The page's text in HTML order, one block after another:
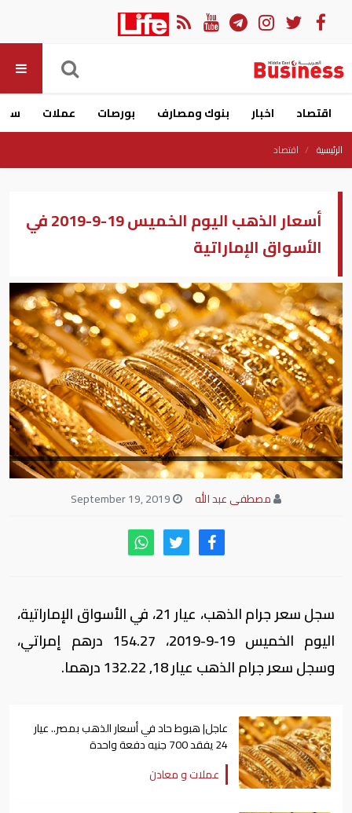
اقتصاد اخبار بنوك ومصارف بورصات عملات
الرئيسية اقتصاد
أسعار الذهب اليوم الخميس 19-9-2019 في
الأسواق الإماراتية
مصطفى عبد الله
سجل سعر جرام الذهب، عيار 21، في الأسواق الإماراتية،
اليوم الخميس 19-9-2019، 154.27 درهم إمراتي،
وسجل سعر جرام الذهب عيار 18, 132.22 درهما.
عاجل| هبوط حاد في أسعار الذهب بمصر.. عيار
24 يفقد 700 جنيه دفعة واحدة
عملات و معادن